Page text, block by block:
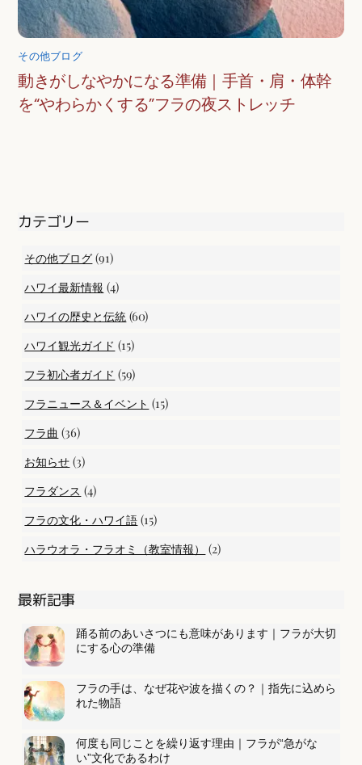
その他ブログ
動きがしなやかになる準備｜手首・肩・体幹
を“やわらかくする”フラの夜ストレッチ
カテゴリー
その他ブログ (91)
ハワイ最新情報 (4)
ハワイの歴史と伝統 (60)
ハワイ観光ガイド (15)
フラ初心者ガイド (59)
フラニュース＆イベント (15)
フラ曲 (36)
お知らせ (3)
フラダンス (4)
フラの文化・ハワイ語 (15)
ハラウオラ・フラオミ（教室情報） (2)
最新記事
踊る前のあいさつにも意味があります｜フラが大切
にする心の準備
フラの手は、なぜ花や波を描くの？｜指先に込めら
れた物語
何度も同じことを繰り返す理由｜フラが“急がな
い”文化であるわけ